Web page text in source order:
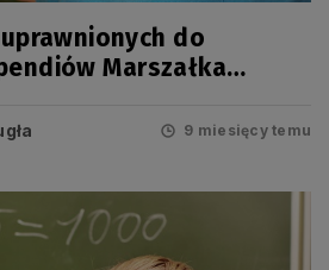
do
Marszałka
9 miesięcy temu